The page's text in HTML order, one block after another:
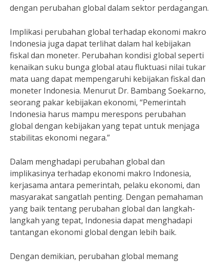
dengan perubahan global dalam sektor perdagangan.
Implikasi perubahan global terhadap ekonomi makro
Indonesia juga dapat terlihat dalam hal kebijakan
fiskal dan moneter. Perubahan kondisi global seperti
kenaikan suku bunga global atau fluktuasi nilai tukar
mata uang dapat mempengaruhi kebijakan fiskal dan
moneter Indonesia. Menurut Dr. Bambang Soekarno,
seorang pakar kebijakan ekonomi, “Pemerintah
Indonesia harus mampu merespons perubahan
global dengan kebijakan yang tepat untuk menjaga
stabilitas ekonomi negara.”
Dalam menghadapi perubahan global dan
implikasinya terhadap ekonomi makro Indonesia,
kerjasama antara pemerintah, pelaku ekonomi, dan
masyarakat sangatlah penting. Dengan pemahaman
yang baik tentang perubahan global dan langkah-
langkah yang tepat, Indonesia dapat menghadapi
tantangan ekonomi global dengan lebih baik.
Dengan demikian, perubahan global memang